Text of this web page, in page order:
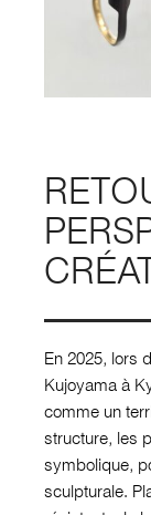
En 2025, lors
Kujoyama à
comme un
structure, les
symbolique,
sculpturale.